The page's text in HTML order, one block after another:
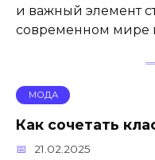
и важный элемент
современном мире
МОДА
Как сочетать
21.02.2025